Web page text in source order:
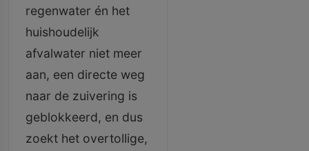
regenwater én het
huishoudelijk
afvalwater niet meer
aan, een directe weg
naar de zuivering is
geblokkeerd, en dus
zoekt het overtollige,